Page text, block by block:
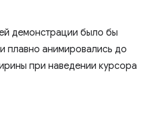
демонстрации было бы
плавно анимировались до
при наведении курсора